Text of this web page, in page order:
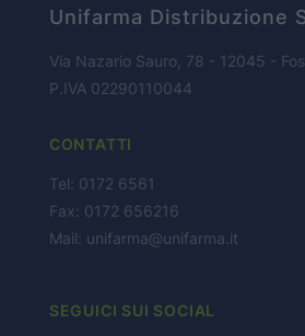
BUSINESS
Unifarma Distribuzione
Via Nazario Sauro, 78 - 12045 -
P.IVA 02290110044
CONTATTI
Tel: 0172 6561
Fax: 0172 656216
Mail: unifarma@unifarma.it
SEGUICI SUI SOCIAL